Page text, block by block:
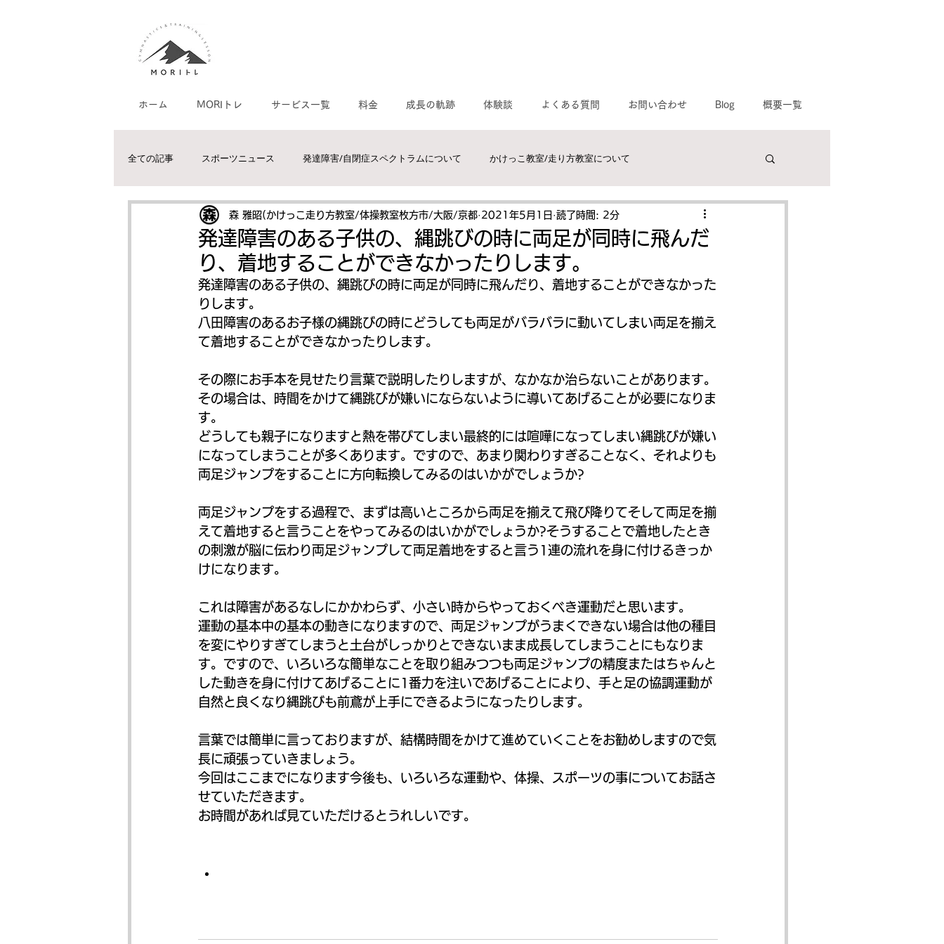
ホーム MORIトレ サービス一覧 料金 成長の軌跡 体験談 よくある質問 お問い合わせ Blog 概要一覧
全ての記事 スポーツニュース 発達障害/自閉症スペクトラムについて かけっこ教室/走り方教室について
体幹トレーニングについて 協調運動/感覚統合について MORIトレ/モリトレ 体操教室/枚方市,交野市,寝屋川市,八幡市
水泳家庭教師/個人レッスン 陸上スクール/かけっこ教室/走り方教室 速く走るには？
発達障害のある子供の、縄跳びの時に両足が同時に飛んだ
り、着地することができなかったりします。
森 雅昭(かけっこ走り方教室/体操教室枚方市/大阪/京都 2021年5月1日 読了時間: 2分
発達障害のある子供の、縄跳びの時に両足が同時に飛んだり、着地することができなかった
りします。
八田障害のあるお子様の縄跳びの時にどうしても両足がバラバラに動いてしまい両足を揃え
て着地することができなかったりします。
その際にお手本を見せたり言葉で説明したりしますが、なかなか治らないことがあります。
その場合は、時間をかけて縄跳びが嫌いにならないように導いてあげることが必要になりま
す。
どうしても親子になりますと熱を帯びてしまい最終的には喧嘩になってしまい縄跳びが嫌い
になってしまうことが多くあります。ですので、あまり関わりすぎることなく、それよりも
両足ジャンプをすることに方向転換してみるのはいかがでしょうか?
両足ジャンプをする過程で、まずは高いところから両足を揃えて飛び降りてそして両足を揃
えて着地すると言うことをやってみるのはいかがでしょうか?そうすることで着地したとき
の刺激が脳に伝わり両足ジャンプして両足着地をすると言う1連の流れを身に付けるきっか
けになります。
これは障害があるなしにかかわらず、小さい時からやっておくべき運動だと思います。
運動の基本中の基本の動きになりますので、両足ジャンプがうまくできない場合は他の種目
を変にやりすぎてしまうと土台がしっかりとできないまま成長してしまうことにもなりま
す。ですので、いろいろな簡単なことを取り組みつつも両足ジャンプの精度またはちゃんと
した動きを身に付けてあげることに1番力を注いであげることにより、手と足の協調運動が
自然と良くなり縄跳びも前鳶が上手にできるようになったりします。
言葉では簡単に言っておりますが、結構時間をかけて進めていくことをお勧めしますので気
長に頑張っていきましょう。
今回はここまでになります今後も、いろいろな運動や、体操、スポーツの事についてお話さ
せていただきます。
お時間があれば見ていただけるとうれしいです。